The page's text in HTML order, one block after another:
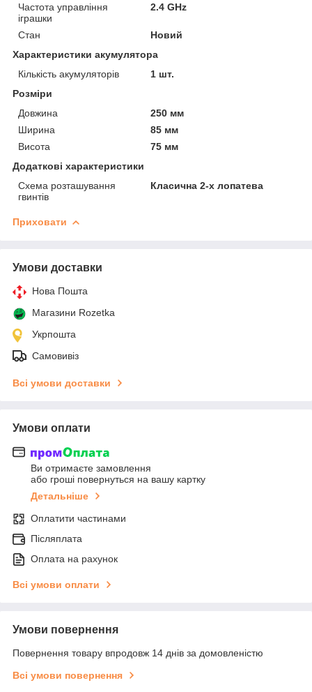
Частота управління
іграшки
2.4 GHz
Стан
Новий
Характеристики акумулятора
Кількість акумуляторів
1 шт.
Розміри
Довжина
250 мм
Ширина
85 мм
Висота
75 мм
Додаткові характеристики
Схема розташування
гвинтів
Класична 2-х лопатева
Приховати
Умови доставки
Нова Пошта
Магазини Rozetka
Укрпошта
Самовивіз
Всі умови доставки
Умови оплати
Ви отримаєте замовлення
або гроші повернуться на вашу картку
Детальніше
Оплатити частинами
Післяплата
Оплата на рахунок
Всі умови оплати
Умови повернення
Повернення товару впродовж 14 днів за домовленістю
Всі умови повернення